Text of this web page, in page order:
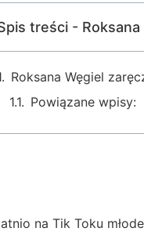
treści -
Roksana Węgiel
Powiązane wpisy:
na Tik Toku